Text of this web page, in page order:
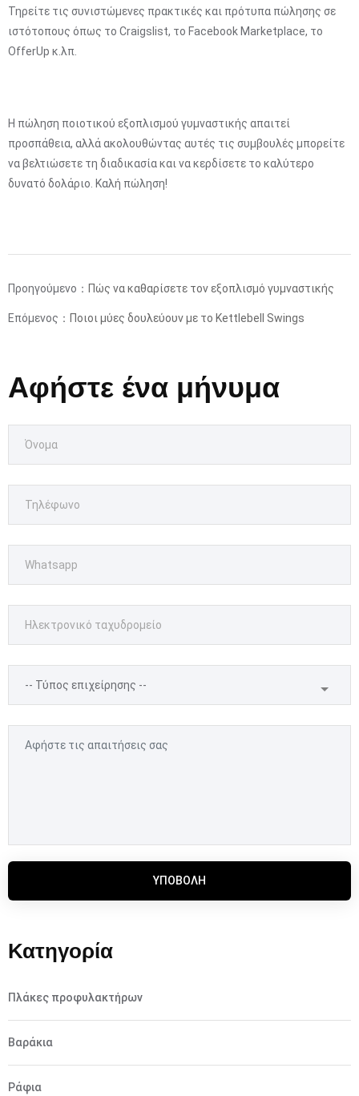
Τηρείτε τις συνιστώμενες πρακτικές και πρότυπα πώλησης σε
ιστότοπους όπως το Craigslist, το Facebook Marketplace, το
OfferUp κ.λπ.
Η πώληση ποιοτικού εξοπλισμού γυμναστικής απαιτεί
προσπάθεια, αλλά ακολουθώντας αυτές τις συμβουλές μπορείτε
να βελτιώσετε τη διαδικασία και να κερδίσετε το καλύτερο
δυνατό δολάριο. Καλή πώληση!
Προηγούμενο： Πώς να καθαρίσετε τον εξοπλισμό γυμναστικής
Επόμενος： Ποιοι μύες δουλεύουν με το Kettlebell Swings
Αφήστε ένα μήνυμα
ΥΠΟΒΟΛΉ
Κατηγορία
Πλάκες προφυλακτήρων
Βαράκια
Ράφια